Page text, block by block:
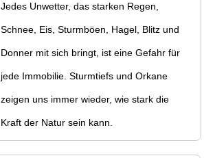
Jedes Unwetter, das starken Regen,
Schnee, Eis, Sturmböen, Hagel, Blitz und
Donner mit sich bringt, ist eine Gefahr für
jede Immobilie. Sturmtiefs und Orkane
zeigen uns immer wieder, wie stark die
Kraft der Natur sein kann.